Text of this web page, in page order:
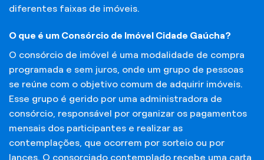
diferentes faixas de imóveis.
O que é um Consórcio de Imóvel Cidade Gaúcha?
O consórcio de imóvel é uma modalidade de compra
programada e sem juros, onde um grupo de pessoas
se reúne com o objetivo comum de adquirir imóveis.
Esse grupo é gerido por uma administradora de
consórcio, responsável por organizar os pagamentos
mensais dos participantes e realizar as
contemplações, que ocorrem por sorteio ou por
lances. O consorciado contemplado recebe uma carta